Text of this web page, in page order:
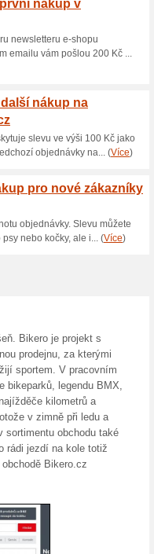
na
Kupón
zboží s
opíšete
v
Horská
Kupón
Horská
nákupního
tak